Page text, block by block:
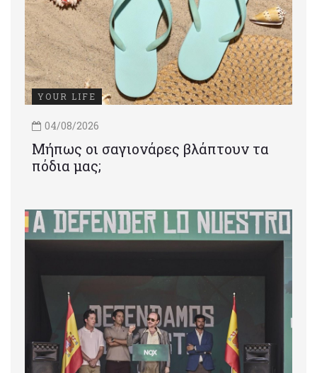
YOUR LIFE
04/08/2026
Μήπως οι σαγιονάρες βλάπτουν τα
πόδια μας;